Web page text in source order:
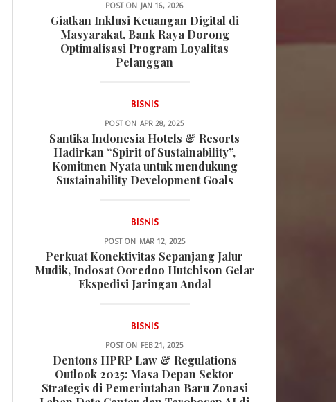
POST ON JAN 16, 2026
Giatkan Inklusi Keuangan Digital di
Masyarakat, Bank Raya Dorong
Optimalisasi Program Loyalitas
Pelanggan
BISNIS
POST ON APR 28, 2025
Santika Indonesia Hotels & Resorts
Hadirkan “Spirit of Sustainability”,
Komitmen Nyata untuk mendukung
Sustainability Development Goals
BISNIS
POST ON MAR 12, 2025
Perkuat Konektivitas Sepanjang Jalur
Mudik, Indosat Ooredoo Hutchison Gelar
Ekspedisi Jaringan Andal
BISNIS
POST ON FEB 21, 2025
Dentons HPRP Law & Regulations
Outlook 2025: Masa Depan Sektor
Strategis di Pemerintahan Baru Zonasi